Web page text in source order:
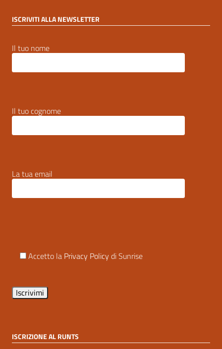
ISCRIVITI ALLA NEWSLETTER
Il tuo nome
Il tuo cognome
La tua email
Accetto la Privacy Policy di Sunrise
ISCRIZIONE AL RUNTS